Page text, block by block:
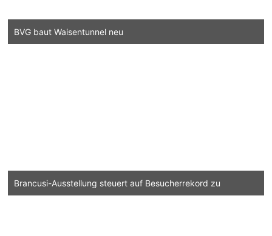
BVG baut Waisentunnel neu
Brancusi-Ausstellung steuert auf Besucherrekord zu